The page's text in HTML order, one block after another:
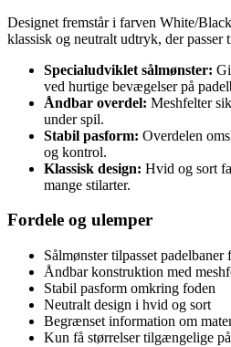
Designet fremstår i farven White/
klassisk og neutralt udtryk, der passer
Specialudviklet sålmønster:
ved hurtige bevægelser på
Åndbar overdel: Meshfelter
under spil.
Stabil pasform: Overdelen
og kontrol.
Klassisk design: Hvid og sort
mange stilarter.
Fordele og ulemper
Sålmønster tilpasset padelbaner
Åndbar konstruktion med
Stabil pasform omkring foden
Neutralt design i hvid og sort
Begrænset information om
Kun få størrelser tilgængelige